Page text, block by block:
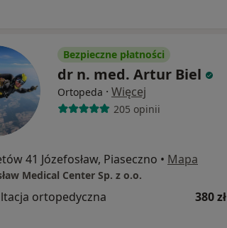
Bezpieczne płatności
dr n. med. Artur Biel
Ortopeda · Więcej
205 opinii
41 Józefosław, Piaseczno • Mapa
Medical Center Sp. z o.o.
ortopedyczna 380 zł